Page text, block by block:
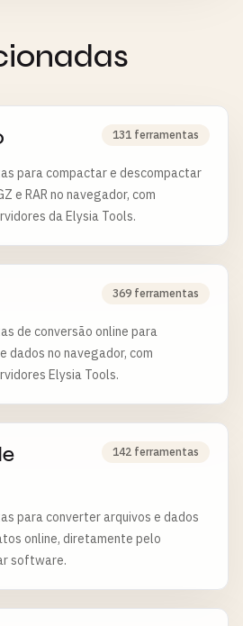
131 ferramentas
para compactar e descompactar
e RAR no navegador, com
da Elysia Tools.
369 ferramentas
de conversão online para
dados no navegador, com
Elysia Tools.
142 ferramentas
para converter arquivos e dados
online, diretamente pelo
software.